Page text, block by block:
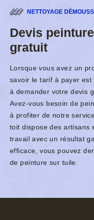
NETTOYAGE
Devis
gratuit
Lorsque vous avez un
savoir le tarif à payer est
à demander votre devis
Avez-vous besoin de
à profiter de notre
toit dispose des artisans
travail avec un résultat
efficace, vous pouvez
de peinture sur tuile.